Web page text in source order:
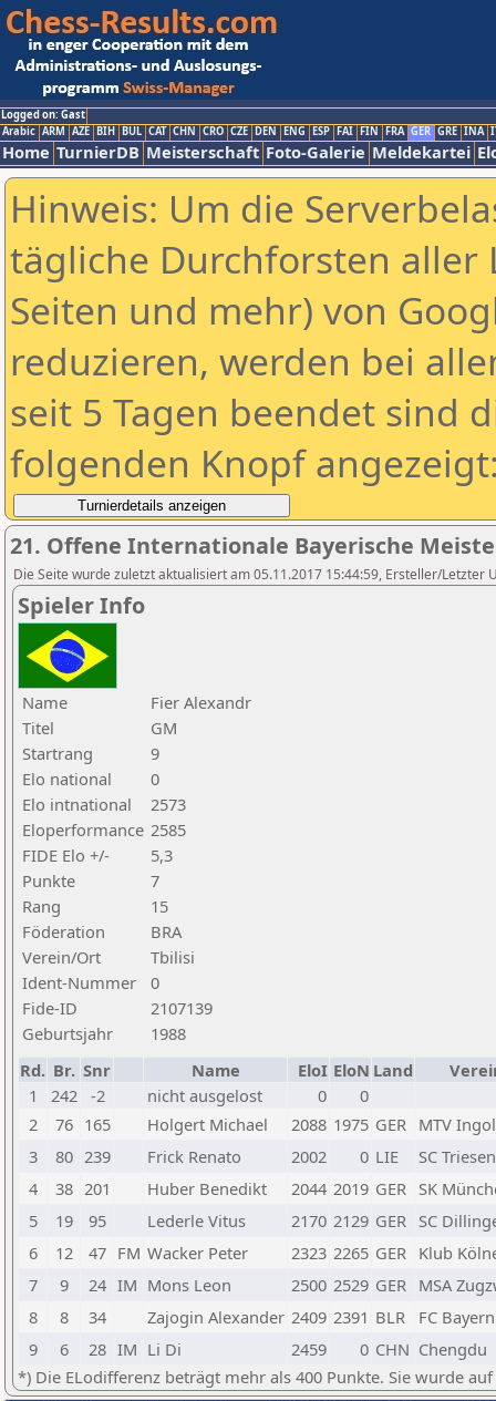
Logged on: Gast
Arabic ARM AZE BIH BUL CAT CHN CRO CZE DEN ENG ESP FAI FIN FRA GER GRE INA
Home TurnierDB Meisterschaft Foto-Galerie Meldekartei
Hinweis: Um die
tägliche Durchforsten aller
Seiten und mehr) von
reduzieren, werden bei
seit 5 Tagen beendet sind
folgenden Knopf
21. Offene Internationale Bayerische
Die Seite wurde zuletzt aktualisiert am 05.11.2017 15:44:59, Ersteller/Letzter
Spieler Info
Name
Fier Alexandr
Titel
GM
Startrang
9
Elo national
0
Elo intnational
2573
Eloperformance 2585
FIDE Elo +/-
5,3
Punkte
7
Rang
15
Föderation
BRA
Verein/Ort
Tbilisi
Ident-Nummer
0
Fide-ID
2107139
Geburtsjahr
1988
Rd. Br. Snr Name EloI EloN Land
1
242 -2 nicht ausgelost 0
0
2
76 165 Holgert Michael 2088 1975 GER MTV
3
80 239 Frick Renato 2002 0 LIE
SC Triesen
4
38 201 Huber Benedikt 2044 2019 GER SK
5
19 95 Lederle Vitus 2170 2129 GER SC
6
12 47 FM Wacker Peter 2323 2265 GER Klub
7
9 24 IM Mons Leon 2500 2529 GER MSA
8
8 34 Zajogin Alexander 2409 2391 BLR
FC
9
6 28 IM Li Di 2459 0 CHN Chengdu
*) Die ELodifferenz beträgt mehr als 400 Punkte. Sie wurde